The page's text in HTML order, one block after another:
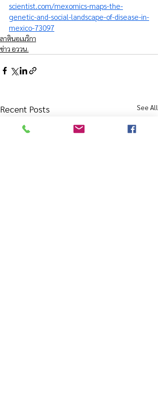
scientist.com/mexomics-maps-the-
genetic-and-social-landscape-of-disease-in-
mexico-73097
ลาตินอเมริกา
ข่าว อววน.
Recent Posts See All